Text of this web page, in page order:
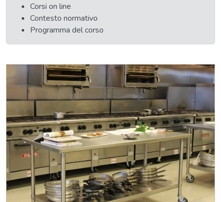
Corsi on line
Contesto normativo
Programma del corso